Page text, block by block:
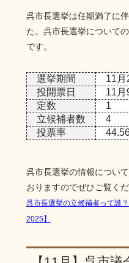
呉市長選挙は任期満了に
た。呉市長選挙について
です。
選挙期間
11月
投開票日
11月
定数
1
立候補者数
4
投票率
呉市長選挙の情報につい
おりますのでぜひご覧くだ
呉市長選挙の立候補者って誰
2025】